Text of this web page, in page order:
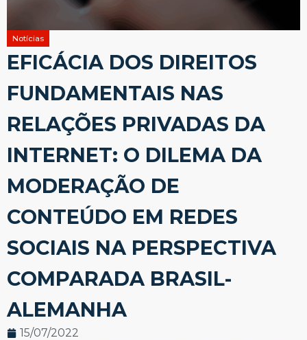
Notícias
EFICÁCIA DOS DIREITOS
FUNDAMENTAIS NAS
RELAÇÕES PRIVADAS DA
INTERNET: O DILEMA DA
MODERAÇÃO DE
CONTEÚDO EM REDES
SOCIAIS NA PERSPECTIVA
COMPARADA BRASIL-
ALEMANHA
15/07/2022